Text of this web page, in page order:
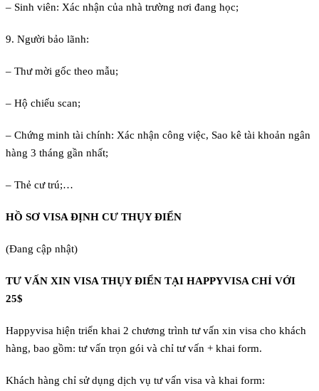
– Sinh viên: Xác nhận của nhà trường nơi đang học;
9. Người bảo lãnh:
– Thư mời gốc theo mẫu;
– Hộ chiếu scan;
– Chứng minh tài chính: Xác nhận công việc, Sao kê tài khoản ngân
hàng 3 tháng gần nhất;
– Thẻ cư trú;…
HỒ SƠ VISA ĐỊNH CƯ THỤY ĐIỂN
(Đang cập nhật)
TƯ VẤN XIN VISA THỤY ĐIỂN TẠI HAPPYVISA CHỈ VỚI
25$
Happyvisa hiện triển khai 2 chương trình tư vấn xin visa cho khách
hàng, bao gồm: tư vấn trọn gói và chỉ tư vấn + khai form.
Khách hàng chỉ sử dụng dịch vụ tư vấn visa và khai form: